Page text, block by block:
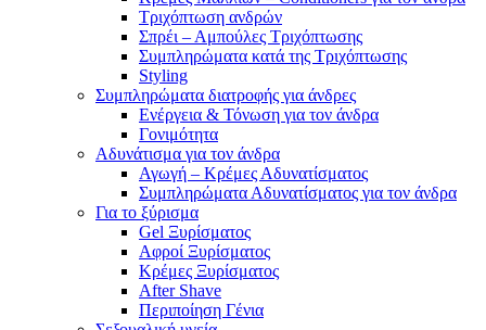
Τριχόπτωση ανδρών
Σπρέι – Αμπούλες Τριχόπτωσης
Συμπληρώματα κατά της Τριχόπτωσης
Styling
Συμπληρώματα διατροφής για άνδρες
Ενέργεια & Τόνωση για τον άνδρα
Γονιμότητα
Αδυνάτισμα για τον άνδρα
Αγωγή – Κρέμες Αδυνατίσματος
Συμπληρώματα Αδυνατίσματος για τον άνδρα
Για το ξύρισμα
Gel Ξυρίσματος
Αφροί Ξυρίσματος
Κρέμες Ξυρίσματος
After Shave
Περιποίηση Γένια